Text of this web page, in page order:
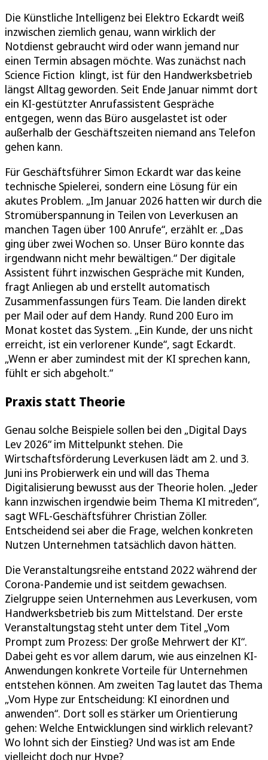
Die Künstliche Intelligenz bei Elektro Eckardt weiß
inzwischen ziemlich genau, wann wirklich der
Notdienst gebraucht wird oder wann jemand nur
einen Termin absagen möchte. Was zunächst nach
Science Fiction klingt, ist für den Handwerksbetrieb
längst Alltag geworden. Seit Ende Januar nimmt dort
ein KI-gestützter Anrufassistent Gespräche
entgegen, wenn das Büro ausgelastet ist oder
außerhalb der Geschäftszeiten niemand ans Telefon
gehen kann.
Für Geschäftsführer Simon Eckardt war das keine
technische Spielerei, sondern eine Lösung für ein
akutes Problem. „Im Januar 2026 hatten wir durch die
Stromüberspannung in Teilen von Leverkusen an
manchen Tagen über 100 Anrufe“, erzählt er. „Das
ging über zwei Wochen so. Unser Büro konnte das
irgendwann nicht mehr bewältigen.“ Der digitale
Assistent führt inzwischen Gespräche mit Kunden,
fragt Anliegen ab und erstellt automatisch
Zusammenfassungen fürs Team. Die landen direkt
per Mail oder auf dem Handy. Rund 200 Euro im
Monat kostet das System. „Ein Kunde, der uns nicht
erreicht, ist ein verlorener Kunde“, sagt Eckardt.
„Wenn er aber zumindest mit der KI sprechen kann,
fühlt er sich abgeholt.“
Praxis statt Theorie
Genau solche Beispiele sollen bei den „Digital Days
Lev 2026“ im Mittelpunkt stehen. Die
Wirtschaftsförderung Leverkusen lädt am 2. und 3.
Juni ins Probierwerk ein und will das Thema
Digitalisierung bewusst aus der Theorie holen. „Jeder
kann inzwischen irgendwie beim Thema KI mitreden“,
sagt WFL-Geschäftsführer Christian Zöller.
Entscheidend sei aber die Frage, welchen konkreten
Nutzen Unternehmen tatsächlich davon hätten.
Die Veranstaltungsreihe entstand 2022 während der
Corona-Pandemie und ist seitdem gewachsen.
Zielgruppe seien Unternehmen aus Leverkusen, vom
Handwerksbetrieb bis zum Mittelstand. Der erste
Veranstaltungstag steht unter dem Titel „Vom
Prompt zum Prozess: Der große Mehrwert der KI“.
Dabei geht es vor allem darum, wie aus einzelnen KI-
Anwendungen konkrete Vorteile für Unternehmen
entstehen können. Am zweiten Tag lautet das Thema
„Vom Hype zur Entscheidung: KI einordnen und
anwenden“. Dort soll es stärker um Orientierung
gehen: Welche Entwicklungen sind wirklich relevant?
Wo lohnt sich der Einstieg? Und was ist am Ende
vielleicht doch nur Hype?